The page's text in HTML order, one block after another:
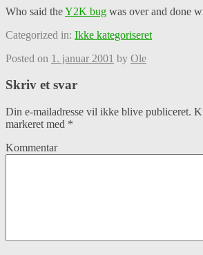
Who said theY2K bug was over and done
Categorized in: Ikke kategoriseret
Posted on 1. januar 2001 by Ole
Skriv et svar
Din e-mailadresse vil ikke blive publiceret.
markeret med *
Kommentar